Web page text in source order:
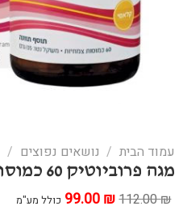
עמוד הבית / נושאים נפוצים /
מגה פרוביוטיק 60 כמוסות
112.00₪ המחיר99.00₪ המחיר
כולל מע"מ